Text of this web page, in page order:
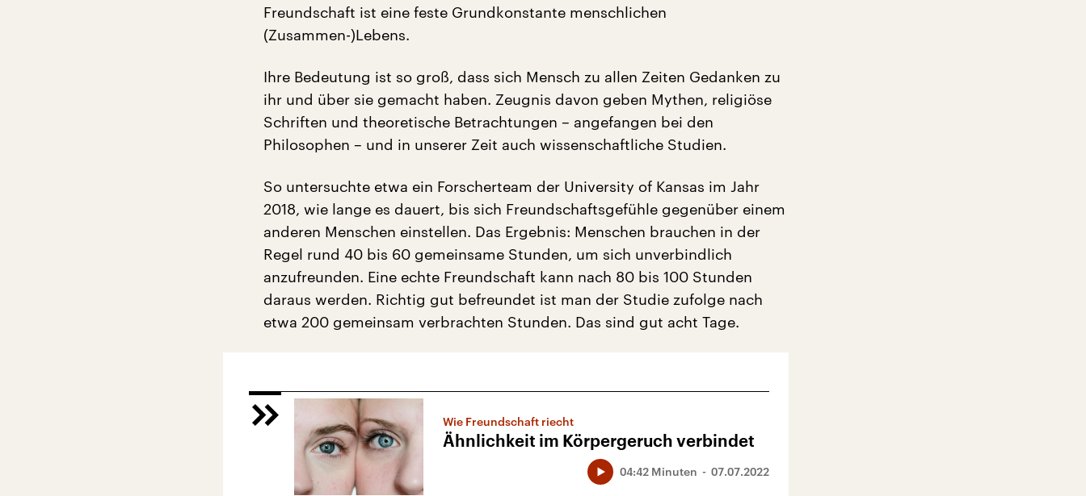
Freundschaft ist eine feste Grundkonstante menschlichen
(Zusammen-)Lebens.
Ihre Bedeutung ist so groß, dass sich Mensch zu allen Zeiten Gedanken zu
ihr und über sie gemacht haben. Zeugnis davon geben Mythen, religiöse
Schriften und theoretische Betrachtungen – angefangen bei den
Philosophen – und in unserer Zeit auch wissenschaftliche Studien.
So untersuchte etwa ein Forscherteam der University of Kansas im Jahr
2018, wie lange es dauert, bis sich Freundschaftsgefühle gegenüber einem
anderen Menschen einstellen. Das Ergebnis: Menschen brauchen in der
Regel rund 40 bis 60 gemeinsame Stunden, um sich unverbindlich
anzufreunden. Eine echte Freundschaft kann nach 80 bis 100 Stunden
daraus werden. Richtig gut befreundet ist man der Studie zufolge nach
etwa 200 gemeinsam verbrachten Stunden. Das sind gut acht Tage.
Wie Freundschaft riecht
Ähnlichkeit im Körpergeruch verbindet
07.07.2022
04:42 Minuten